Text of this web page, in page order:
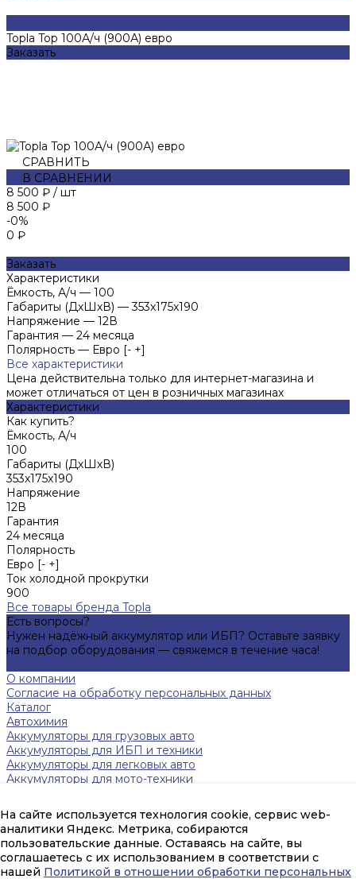
На сайте используется технология cookie, сервис web-
аналитики Яндекс. Метрика, собираются
пользовательские данные. Оставаясь на сайте, вы
соглашаетесь с их использованием в соответствии с
нашей Политикой в отношении обработки персональных
Topla Top 100А/ч (900А) евро
Заказать
СРАВНИТЬ
В СРАВНЕНИИ
8 500 ₽ / шт
8 500 ₽
-0%
0 ₽
Заказать
Характеристики
Ёмкость, А/ч — 100
Габариты (ДхШхВ) — 353x175x190
Напряжение — 12В
Гарантия — 24 месяца
Полярность — Евро [- +]
Все характеристики
Цена действительна только для интернет-магазина и
может отличаться от цен в розничных магазинах
Характеристики
Как купить?
Ёмкость, А/ч
100
Габариты (ДхШхВ)
353x175x190
Напряжение
12В
Гарантия
24 месяца
Полярность
Евро [- +]
Ток холодной прокрутки
900
Все товары бренда Topla
Есть вопросы?
Нужен надёжный аккумулятор или ИБП? Оставьте заявку
на подбор оборудования — свяжемся в течение часа!
О компании
Согласие на обработку персональных данных
Каталог
Автохимия
Аккумуляторы для грузовых авто
Аккумуляторы для ИБП и техники
Аккумуляторы для легковых авто
Аккумуляторы для мото-техники
Инверторы
Источники бесперебойного питания
Тяговые аккумуляторы FAAM
Помощь
Оплата и гарантия